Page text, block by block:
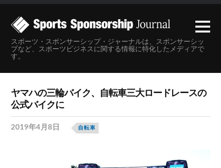
スポーツ・スポンサーシップ・ジャーナルは、スポンサーシッ
プなど、スポーツビジネスに関する情報に特化したメディアで
す。
ヤマハの三輪バイク、自転車三大ロードレースの
公式バイクに
2019年4月8日 自転車